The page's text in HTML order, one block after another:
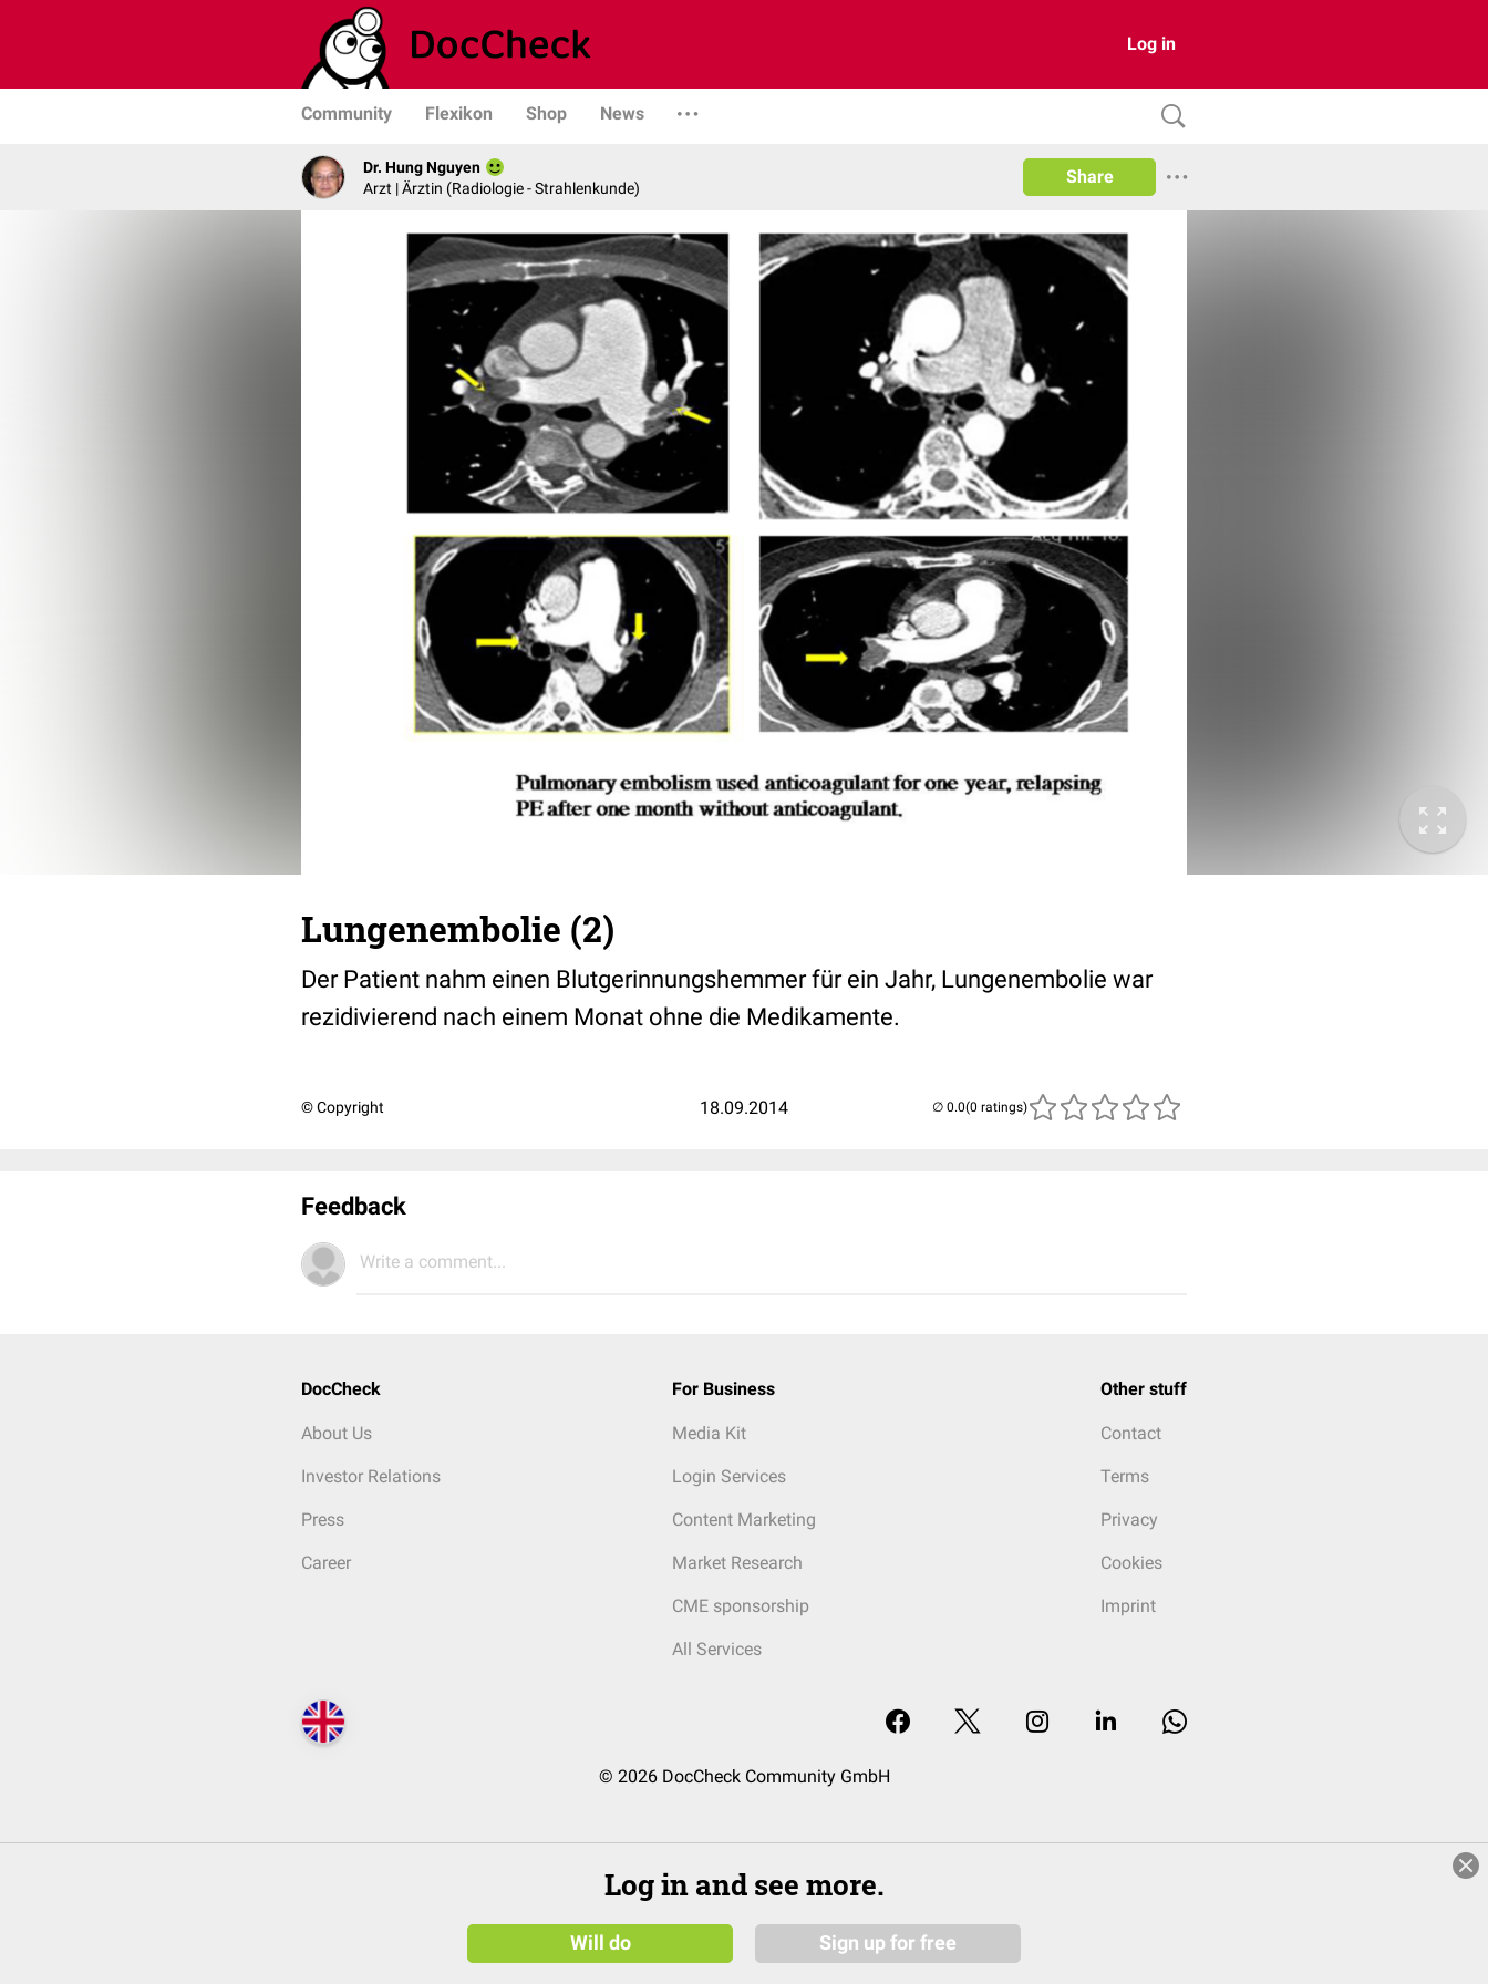
Log in
Community Flexikon Shop News
Dr. Hung Nguyen
Arzt | Ärztin (Radiologie - Strahlenkunde)
Share
Lungenembolie (2)
Der Patient nahm einen Blutgerinnungshemmer für ein Jahr, Lungenembolie war
rezidivierend nach einem Monat ohne die Medikamente.
© Copyright 18.09.2014 (0 ratings)
Feedback
Write a comment...
DocCheck
About Us
Investor Relations
Press
Career
For Business
Media Kit
Login Services
Content Marketing
Market Research
CME sponsorship
All Services
Other stuff
Contact
Terms
Privacy
Cookies
Imprint
© 2026 DocCheck Community GmbH
Log in and see more.
Will do Sign up for free